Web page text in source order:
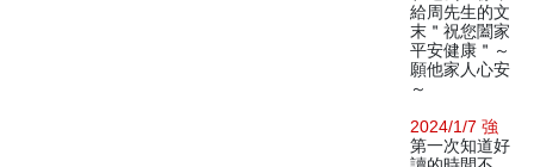
給周先生的文
末＂祝您闔家
平安健康＂～
願他家人心安
～
2024/1/7 強
第一次知道好